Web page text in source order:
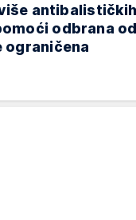
odbrana
ograničena